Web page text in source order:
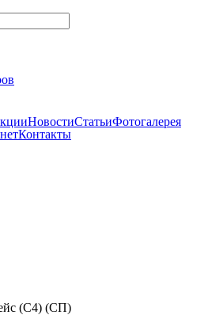
НовостиСтатьиФотогалерея
Контакты
(С4) (СП)